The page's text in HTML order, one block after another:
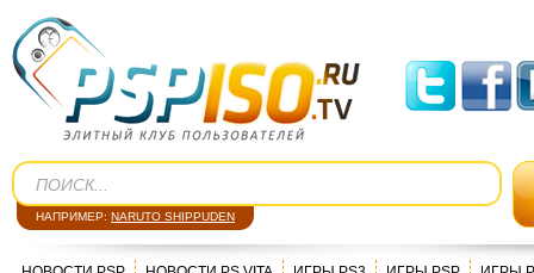
НАПРИМЕР: NARUTO SHIPPUDEN